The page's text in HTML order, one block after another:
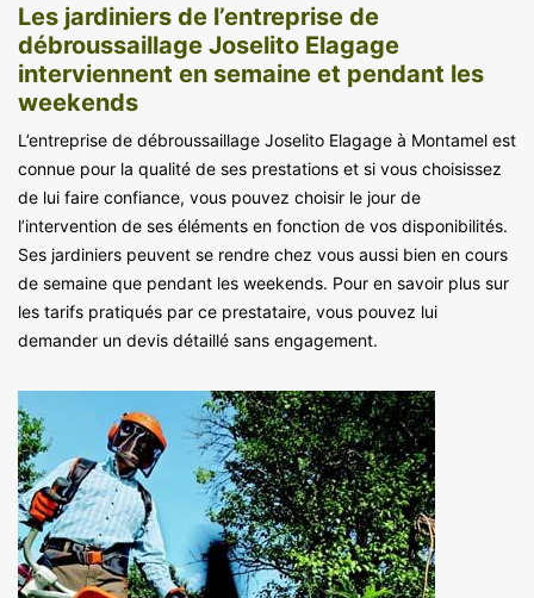
Les jardiniers de l’entreprise de
débroussaillage Joselito Elagage
interviennent en semaine et pendant les
weekends
L’entreprise de débroussaillage Joselito Elagage à Montamel est
connue pour la qualité de ses prestations et si vous choisissez
de lui faire confiance, vous pouvez choisir le jour de
l’intervention de ses éléments en fonction de vos disponibilités.
Ses jardiniers peuvent se rendre chez vous aussi bien en cours
de semaine que pendant les weekends. Pour en savoir plus sur
les tarifs pratiqués par ce prestataire, vous pouvez lui
demander un devis détaillé sans engagement.